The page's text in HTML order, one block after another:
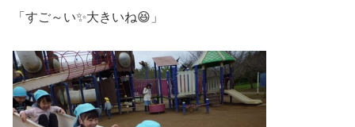
「すご～い✨大きいね😆」